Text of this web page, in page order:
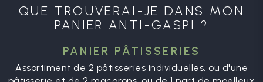
QUE TROUVERAI-JE DANS MON
PANIER ANTI-GASPI ?
PANIER PÂTISSERIES
Assortiment de 2 pâtisseries individuelles, ou d'une